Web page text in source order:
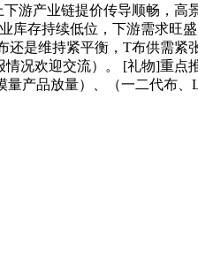
游产业链提价传导顺畅，
库存持续低位，下游需求
是维持紧平衡，T布供需
况欢迎交流）。 [礼物]重
产品放量）、（一二代布